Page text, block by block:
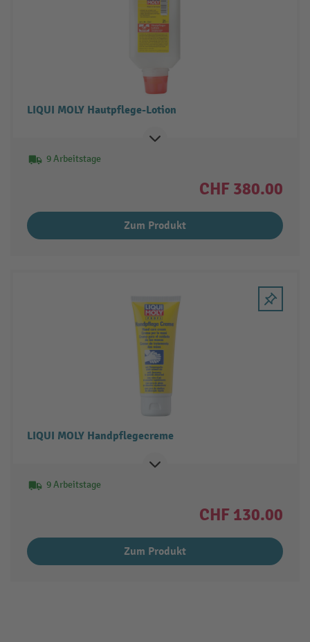
LIQUI MOLY Hautpflege-Lotion
9 Arbeitstage
CHF 380.00
Zum Produkt
LIQUI MOLY Handpflegecreme
9 Arbeitstage
CHF 130.00
Zum Produkt